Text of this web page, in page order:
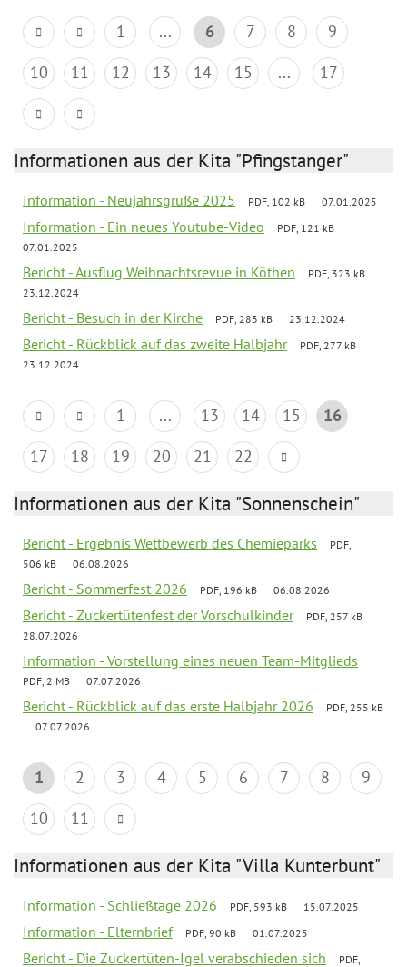
1 ... 6 7 8
9
10
11 12 13 14 15 ... 17
Informationen aus der Kita "Pfingstanger"
Information - Neujahrsgrüße 2025 PDF, 102 kB 07.01.2025
Information - Ein neues Youtube-Video
PDF, 121 kB
07.01.2025
Bericht - Ausflug Weihnachtsrevue in Köthen
PDF, 323 kB
23.12.2024
Bericht - Besuch in der Kirche PDF, 283 kB 23.12.2024
Bericht - Rückblick auf das zweite Halbjahr
PDF, 277 kB
23.12.2024
1 ... 13 14 15
16
17
18 19 20 21 22
Informationen aus der Kita "Sonnenschein"
Bericht - Ergebnis Wettbewerb des Chemieparks
PDF,
506 kB
06.08.2026
Bericht - Sommerfest 2026 PDF, 196 kB 06.08.2026
Bericht - Zuckertütenfest der Vorschulkinder
PDF, 257 kB
28.07.2026
Information - Vorstellung eines neuen Team-Mitglieds
PDF, 2 MB 07.07.2026
Bericht - Rückblick auf das erste Halbjahr 2026
PDF, 255 kB
07.07.2026
1 2 3 4 5 6 7 8
9
10
11
Informationen aus der Kita "Villa Kunterbunt"
Information - Schließtage 2026 PDF, 593 kB 15.07.2025
Information - Elternbrief PDF, 90 kB 01.07.2025
Bericht - Die Zuckertüten-Igel verabschieden sich PDF,